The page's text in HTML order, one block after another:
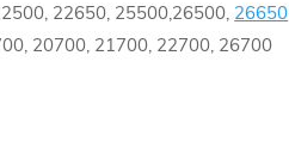
22650, 25500,26500, 26650
20700, 21700, 22700, 26700